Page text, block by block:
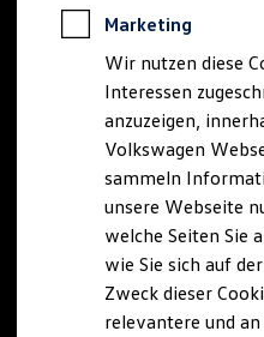
Notdienst
Software,
California App
VW Connect
VW Connect
VW Connect
VW Connect
Connect Pro
Fleet
Multistop
Übersicht
Digitales
Marketing
Wir nutzen diese
Interessen
anzuzeigen,
Volkswagen
sammeln
unsere Webseite
welche Seiten Sie
wie Sie sich auf
Zweck dieser
relevantere und